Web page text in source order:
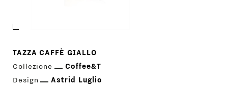
TAZZA CAFFÈ GIALLO
Collezione
Coffee&T
Design
Astrid Luglio